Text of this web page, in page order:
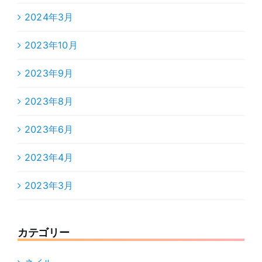
2024年3月
2023年10月
2023年9月
2023年8月
2023年6月
2023年4月
2023年3月
カテゴリー